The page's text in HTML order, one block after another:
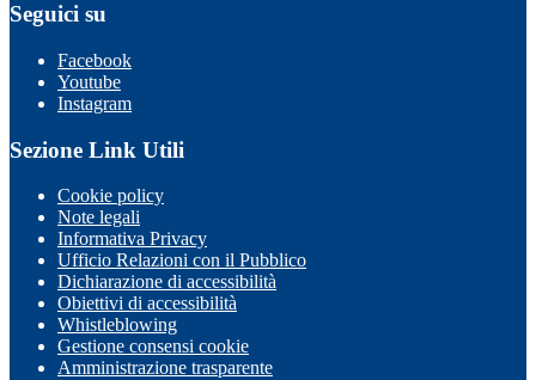
Seguici su
Facebook
Youtube
Instagram
Sezione Link Utili
Cookie policy
Note legali
Informativa Privacy
Ufficio Relazioni con il Pubblico
Dichiarazione di accessibilità
Obiettivi di accessibilità
Whistleblowing
Gestione consensi cookie
Amministrazione trasparente